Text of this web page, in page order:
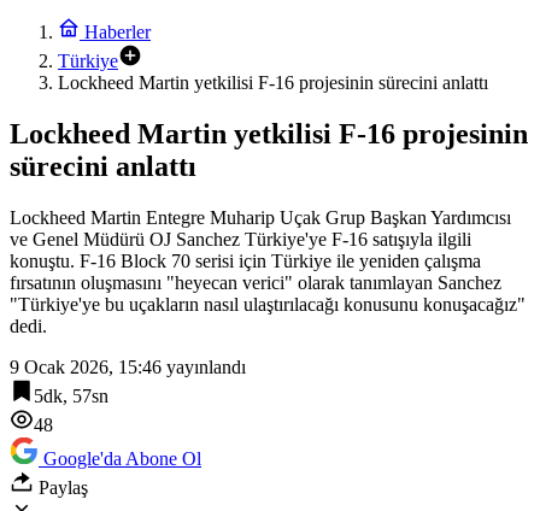
Haberler
Türkiye
Lockheed Martin yetkilisi F-16 projesinin sürecini anlattı
Lockheed Martin yetkilisi F-16 projesinin
sürecini anlattı
Lockheed Martin Entegre Muharip Uçak Grup Başkan Yardımcısı
ve Genel Müdürü OJ Sanchez Türkiye'ye F-16 satışıyla ilgili
konuştu. F-16 Block 70 serisi için Türkiye ile yeniden çalışma
fırsatının oluşmasını "heyecan verici" olarak tanımlayan Sanchez
"Türkiye'ye bu uçakların nasıl ulaştırılacağı konusunu konuşacağız"
dedi.
9 Ocak 2026, 15:46 yayınlandı
5dk, 57sn
48
Google'da Abone Ol
Paylaş